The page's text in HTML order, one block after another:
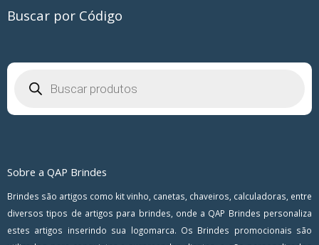
Buscar por Código
produtos
Sobre a QAP Brindes
Brindes são artigos como kit vinho, canetas, chaveiros, calculadoras, entre
diversos tipos de artigos para brindes, onde a QAP Brindes personaliza
estes artigos inserindo sua logomarca. Os Brindes promocionais são